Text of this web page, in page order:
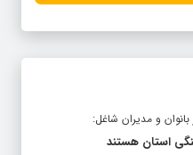
و مدیران شاغل:
استان هستند